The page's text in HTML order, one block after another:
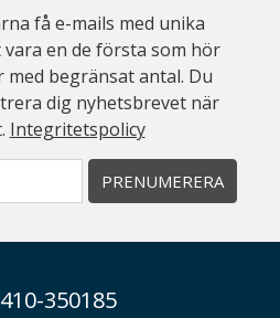
få e-mails med unika
en de första som hör
begränsat antal. Du
dig nyhetsbrevet när
Integritetspolicy
PRENUMERERA
350185